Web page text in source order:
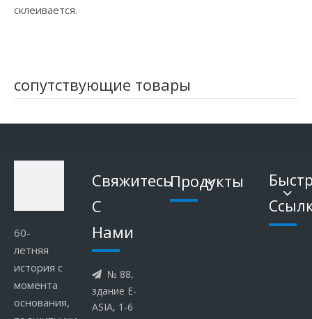
склеивается.
сопутствующие товары
60-
летняя
история с
момента
основания,
Свяжитесь
С
Hами

№ 88,
здание E-
ASIA, 1-6
Продукты